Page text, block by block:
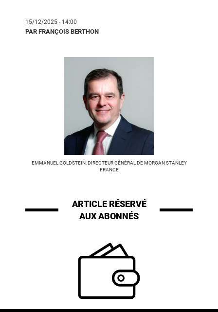
15/12/2025 - 14:00
PAR FRANÇOIS BERTHON
EMMANUEL GOLDSTEIN, DIRECTEUR GÉNÉRAL DE MORGAN STANLEY
FRANCE
ARTICLE RÉSERVÉ
AUX ABONNÉS